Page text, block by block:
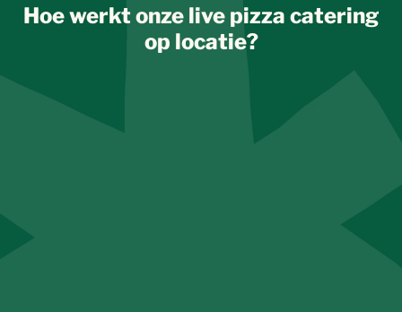
Hoe werkt onze live pizza catering
op locatie?